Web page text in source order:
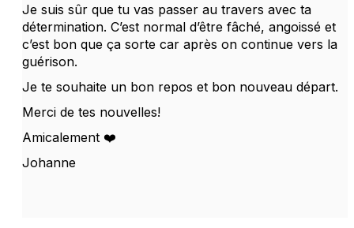
Je suis sûr que tu vas passer au travers avec ta
détermination. C’est normal d’être fâché, angoissé et
c’est bon que ça sorte car après on continue vers la
guérison.
Je te souhaite un bon repos et bon nouveau départ.
Merci de tes nouvelles!
Amicalement ❤️
Johanne